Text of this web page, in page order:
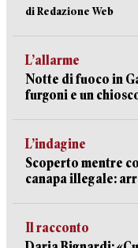
di Redazione Web
L’allarme
Notte di fuoco in
furgoni e un
L’indagine
Scoperto mentre
canapa illegale:
Il racconto